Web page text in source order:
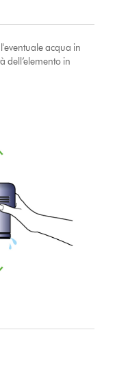
acqua in
dell’elemento in